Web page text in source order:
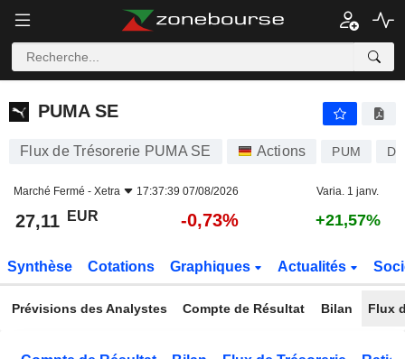
PUMA SE
PUMA SE
Flux de Trésorerie PUMA SE Actions PUM
Marché Fermé - Xetra 17:37:39 07/08/2026 Varia. 1 janv.
27,11 EUR -0,73% +21,57%
Synthèse Cotations Graphiques Actualités
Prévisions des Analystes Compte de Résultat Bilan Flux